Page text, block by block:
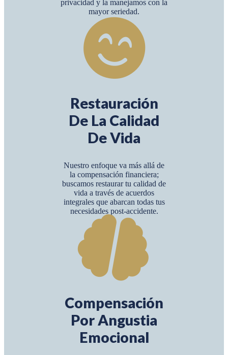
privacidad y la manejamos con la
mayor seriedad.
Restauración
De La Calidad
De Vida
Nuestro enfoque va más allá de
la compensación financiera;
buscamos restaurar tu calidad de
vida a través de acuerdos
integrales que abarcan todas tus
necesidades post-accidente.
Compensación
Por Angustia
Emocional